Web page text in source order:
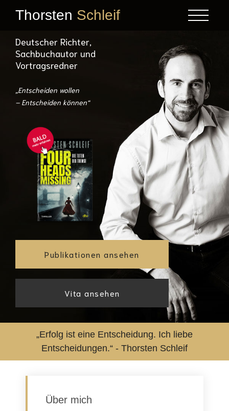
Thorsten Schleif
Deutscher Richter,
Sachbuchautor und
Vortragsredner
„Entscheiden wollen
– Entscheiden können“
Publikationen ansehen
Vita ansehen
„Erfolg ist eine Entscheidung. Ich liebe
Entscheidungen.“ - Thorsten Schleif
Über mich